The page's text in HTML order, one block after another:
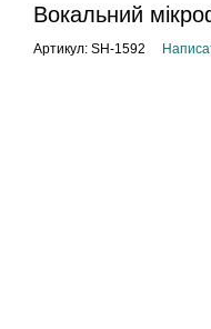
Вокальний
Артикул: SH-1592